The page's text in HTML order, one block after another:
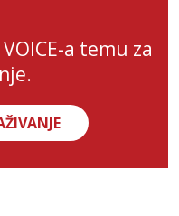
a temu za